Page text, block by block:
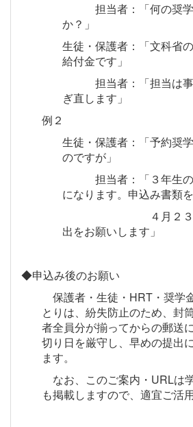
担当者：「何の奨学
か？
生徒・保護者：「文科省
給付金です」
担当者：「担当は事
ぎ直します」
例２
生徒・保護者：「予約奨
のですが」
担当者：「３年生の
になります。申込み書類
４月２３日（
出をお願いします」
◆申込み後のお願い
保護者・生徒・HRT・奨学
とりは、紛失防止のため、封
者全員分が揃ってからの郵送
切り日を厳守し、早めの提出
ます。
なお、このご案内・URLは
も掲載しますので、適宜ご活